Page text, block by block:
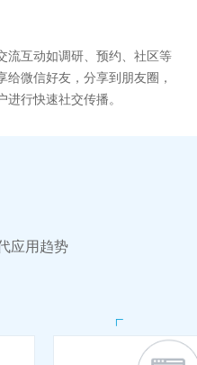
流互动如调研、预约、社区等
给微信好友，分享到朋友圈，
行快速社交传播。
应用趋势